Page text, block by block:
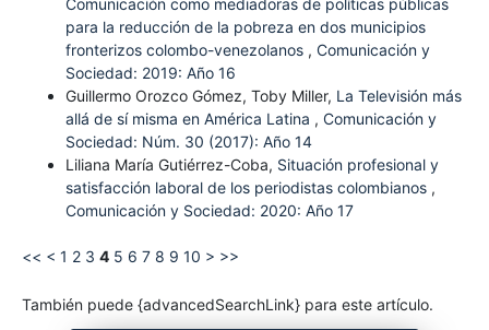
Comunicación como mediadoras de políticas públicas
para la reducción de la pobreza en dos municipios
fronterizos colombo-venezolanos , Comunicación y
Sociedad: 2019: Año 16
Guillermo Orozco Gómez, Toby Miller, La Televisión más
allá de sí misma en América Latina , Comunicación y
Sociedad: Núm. 30 (2017): Año 14
Liliana María Gutiérrez-Coba, Situación profesional y
satisfacción laboral de los periodistas colombianos ,
Comunicación y Sociedad: 2020: Año 17
<< < 1 2 3 4 5 6 7 8 9 10 > >>
También puede {advancedSearchLink} para este artículo.